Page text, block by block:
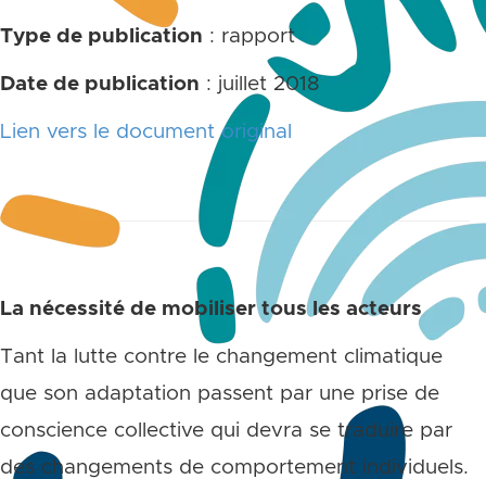
Type de publication : rapport
Date de publication : juillet 2018
Lien vers le document original
La nécessité de mobiliser tous les acteurs
Tant la lutte contre le changement climatique
que son adaptation passent par une prise de
conscience collective qui devra se traduire par
des changements de comportement individuels.